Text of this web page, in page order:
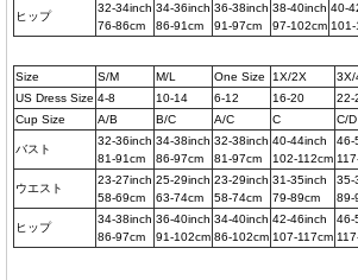
ヒップ
32-34inch
76-86cm
34-36inch
86-91cm
36-38inch
91-97cm
38-40inch
97-102cm
40-
Size S/M M/L One Size 1X/2X
3X/
US Dress Size 4-8 10-14 6-12 16-20
22-
Cup Size
A/B B/C A/C C C/D
バスト
32-36inch
81-91cm
34-38inch
86-97cm
32-38inch
81-97cm
40-44inch
102-112cm
46-
ウエスト
23-27inch
58-69cm
25-29inch
63-74cm
23-29inch
58-74cm
31-35inch
79-89cm
35-
89-
ヒップ
34-38inch
86-97cm
36-40inch
91-102cm
34-40inch
86-102cm
42-46inch
107-117cm
46-